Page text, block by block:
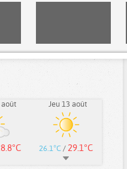
Jeu 13 août
26.1°C / 29.1°C